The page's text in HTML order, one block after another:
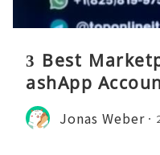
3 Best
ashApp
Jonas Weber